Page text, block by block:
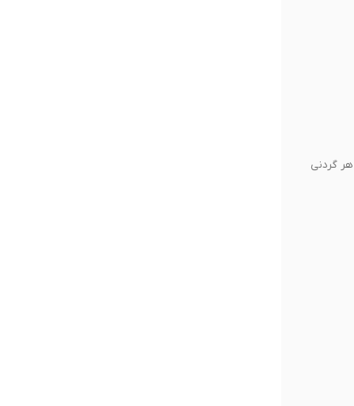
الاستیک و الکترودهای متحرک ۳۶۰ درجه، کاملاً با هر گردنی